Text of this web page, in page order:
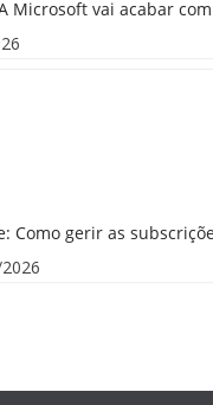
Microsoft vai acabar
Como gerir as